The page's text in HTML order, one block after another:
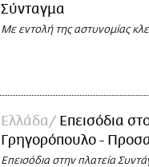
Σύνταγμα
Με εντολή της αστυνομίας
Ελλάδα
Επεισόδια
Γρηγορόπουλο -
Επεισόδια στην πλατεία